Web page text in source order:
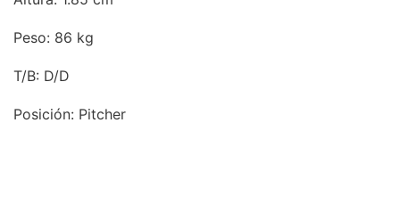
Peso: 86 kg
T/B: D/D
Posición: Pitcher